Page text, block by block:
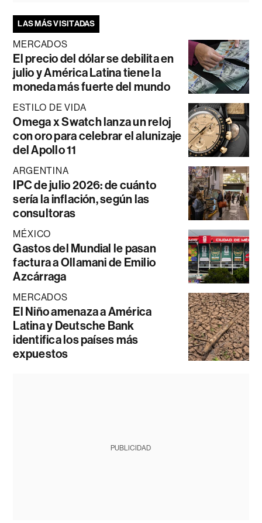
LAS MÁS VISITADAS
MERCADOS
El precio del dólar se debilita en
julio y América Latina tiene la
moneda más fuerte del mundo
ESTILO DE VIDA
Omega x Swatch lanza un reloj
con oro para celebrar el alunizaje
del Apollo 11
ARGENTINA
IPC de julio 2026: de cuánto
sería la inflación, según las
consultoras
MÉXICO
Gastos del Mundial le pasan
factura a Ollamani de Emilio
Azcárraga
MERCADOS
El Niño amenaza a América
Latina y Deutsche Bank
identifica los países más
expuestos
PUBLICIDAD